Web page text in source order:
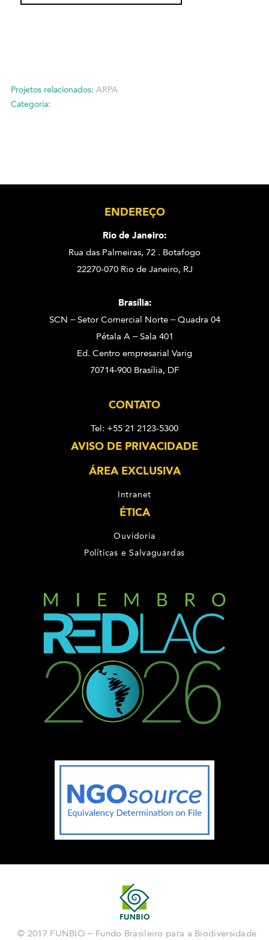
Projetos relacionados: ARPA
Categoria:
ENDEREÇO
Rio de Janeiro:
Rua das Palmeiras, 72 . Botafogo
22270-070 Rio de Janeiro, RJ
Brasília:
SCN – Setor Comercial Norte – Quadra 04
Pétala A – Sala 401
Ed. Centro empresarial Varig
70714-900 Brasília, DF
CONTATO
Tel: +55 21 2123-5300
AVISO DE PRIVACIDADE
ÁREA EXCLUSIVA
Intranet
ÉTICA
Ouvidoria
Políticas e Salvaguardas
© 2017 FUNBIO – Fundo Brasileiro para a Biodiversidade